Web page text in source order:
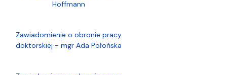
Hoffmann
Zawiadomienie o obronie pracy
doktorskiej - mgr Ada Połońska